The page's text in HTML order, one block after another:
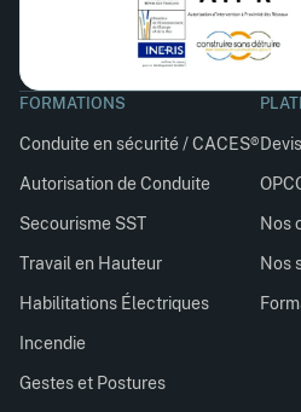
FORMATIONS
Conduite en sécurité / CACES®
Autorisation de Conduite
Secourisme SST
Travail en Hauteur
Habilitations Électriques
Incendie
Gestes et Postures
Nos
Nos